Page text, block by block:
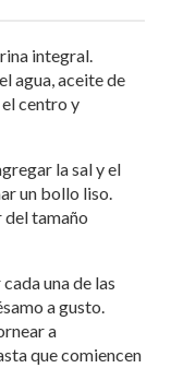
integral.
agua, aceite de
centro y
la sal y el
un bollo liso.
del tamaño
una de las
a gusto.
a
que comiencen